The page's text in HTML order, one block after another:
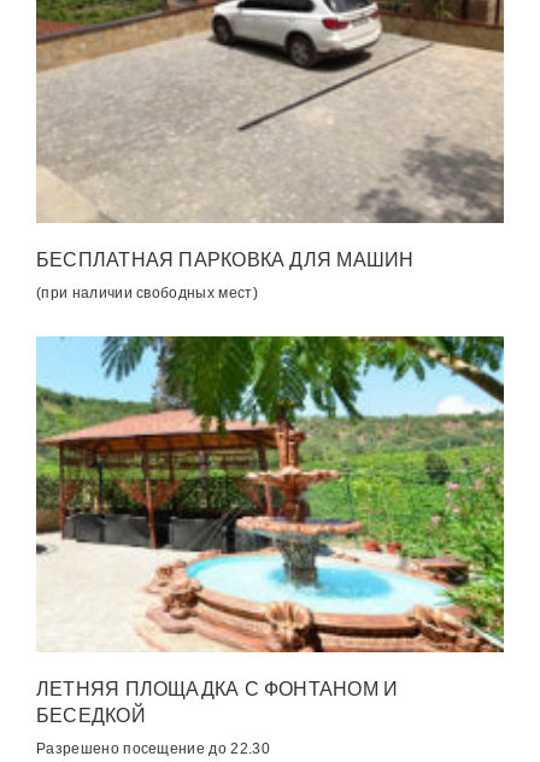
БЕСПЛАТНАЯ ПАРКОВКА ДЛЯ МАШИН
(при наличии свободных мест)
ЛЕТНЯЯ ПЛОЩАДКА С ФОНТАНОМ И
БЕСЕДКОЙ
Разрешено посещение до 22.30